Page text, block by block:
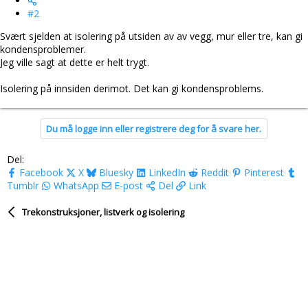
#2
Svært sjelden at isolering på utsiden av av vegg, mur eller tre, kan gi
kondensproblemer.
Jeg ville sagt at dette er helt trygt.
Isolering på innsiden derimot. Det kan gi kondensproblems.
Du må logge inn eller registrere deg for å svare her.
Del:
Facebook
X Bluesky LinkedIn Reddit
Pinterest
Tumblr
WhatsApp E-post Del Link
Trekonstruksjoner, listverk og isolering